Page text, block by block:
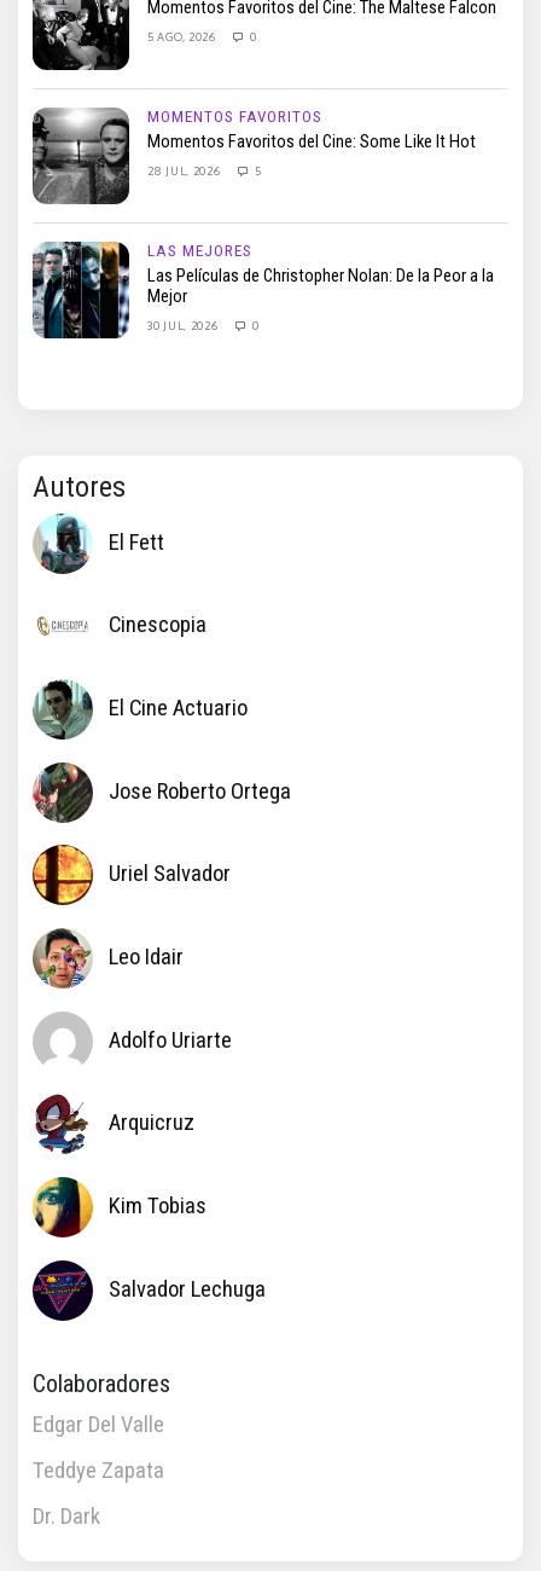
Momentos Favoritos del Cine: The Maltese Falcon
5 AGO, 2026 0
MOMENTOS FAVORITOS
Momentos Favoritos del Cine: Some Like It Hot
28 JUL, 2026 5
LAS MEJORES
Las Películas de Christopher Nolan: De la Peor a la
Mejor
30 JUL, 2026 0
Autores
El Fett
Cinescopia
El Cine Actuario
Jose Roberto Ortega
Uriel Salvador
Leo Idair
Adolfo Uriarte
Arquicruz
Kim Tobias
Salvador Lechuga
Colaboradores
Edgar Del Valle
Teddye Zapata
Dr. Dark